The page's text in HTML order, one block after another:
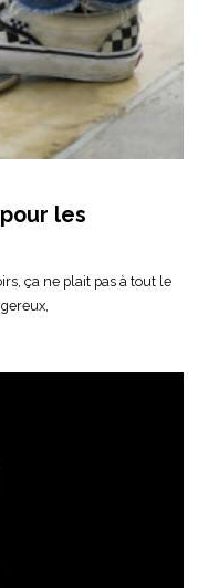
les
ça ne plait pas à tout le